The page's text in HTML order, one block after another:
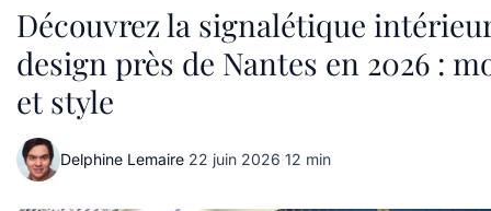
Découvrez la signalétique
design près de Nantes en 2026 :
et style
Delphine Lemaire·22 juin 2026·12 min